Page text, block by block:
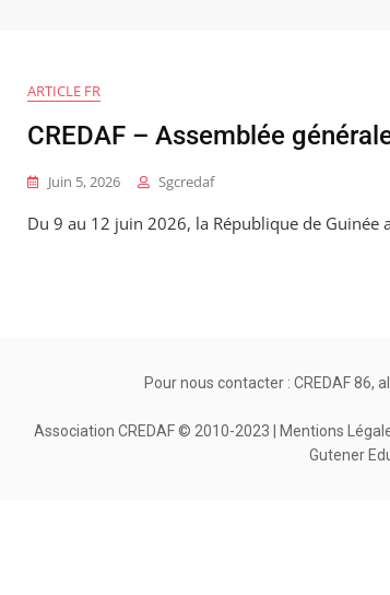
ARTICLE FR
CREDAF – Assemblée
Juin 5, 2026 Sgcredaf
Du 9 au 12 juin 2026, la République de Guinée
Pour nous contacter : CREDAF 86,
Association CREDAF © 2010-2023 | Mentions
Gutener